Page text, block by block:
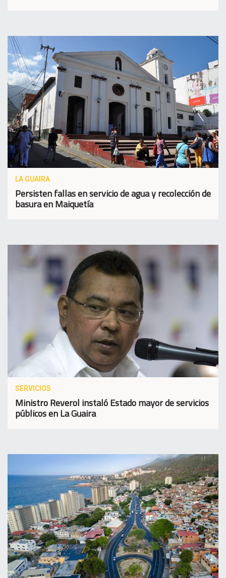
LA GUAIRA
Persisten fallas en servicio de agua y recolección de
basura en Maiquetía
SERVICIOS
Ministro Reverol instaló Estado mayor de servicios
públicos en La Guaira